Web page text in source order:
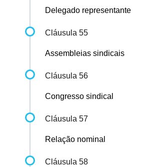
Delegado representante
Cláusula 55
Assembleias sindicais
Cláusula 56
Congresso sindical
Cláusula 57
Relação nominal
Cláusula 58